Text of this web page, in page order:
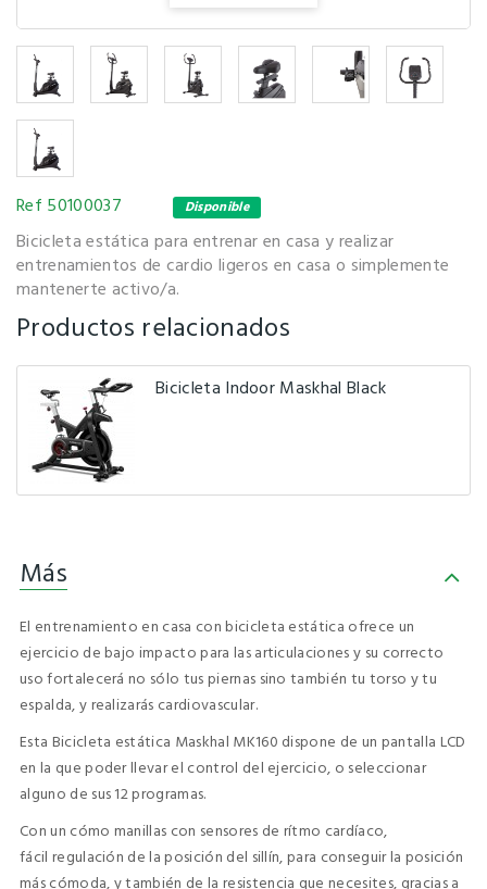
Ref 50100037 Disponible
Bicicleta estática para entrenar en casa y realizar
entrenamientos de cardio ligeros en casa o simplemente
mantenerte activo/a.
Productos relacionados
Bicicleta Indoor Maskhal Black
Más
El entrenamiento en casa con bicicleta estática ofrece un
ejercicio debajo impacto para las articulacionesy su correcto
uso fortalecerá no sólo tus piernas sino también tu torso y tu
espalda, y realizarás cardiovascular.
Esta Bicicleta estática Maskhal MK160 dispone de un pantalla LCD
en la que poder llevar el control del ejercicio, o seleccionar
alguno de sus 12 programas.
Con un cómo manillas con sensores de rítmo cardíaco,
fácil regulación de la posición del sillín, para conseguir la posición